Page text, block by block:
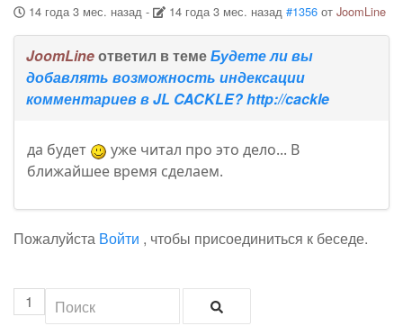
14 года 3 мес. назад- 14 года 3 мес. назад #1356 отJoomLine
JoomLineответил в темеБудете ли вы
добавлять возможность индексации
комментариев в JL CACKLE? http://cackle
да будет
уже читал про это дело... В
ближайшее время сделаем.
Пожалуйста Войти , чтобы присоединиться к беседе.
1